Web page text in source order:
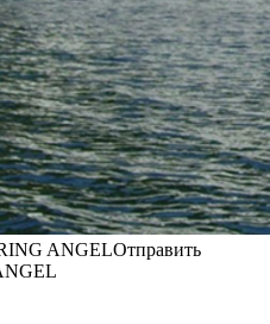
ANGELОтправить